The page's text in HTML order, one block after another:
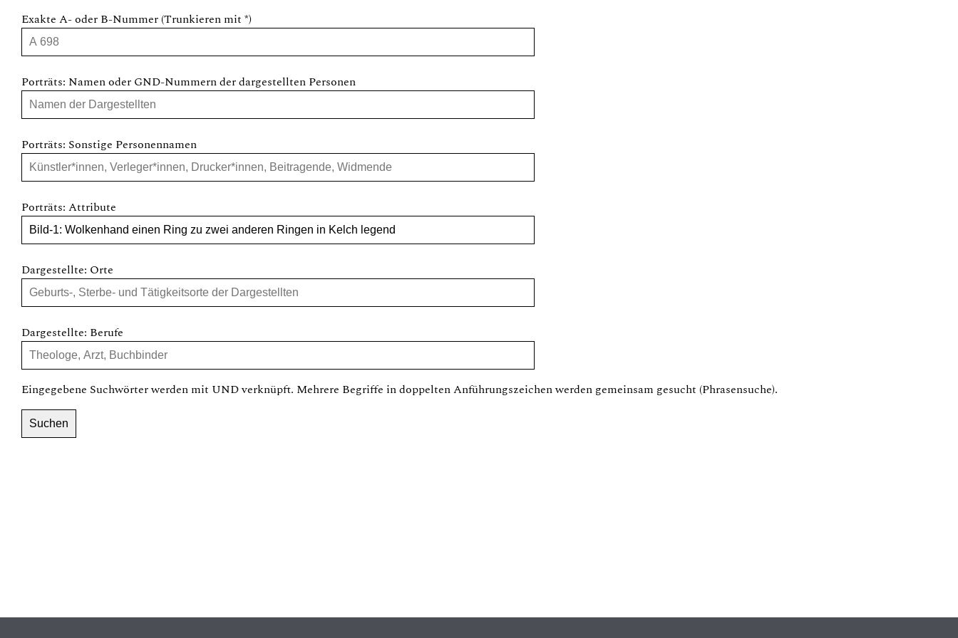
Exakte A- oder B-Nummer (Trunkieren mit *)
Porträts: Namen oder GND-Nummern der dargestellten Personen
Porträts: Sonstige Personennamen
Porträts: Attribute
Dargestellte: Orte
Dargestellte: Berufe
Eingegebene Suchwörter werden mit UND verknüpft. Mehrere Begriffe in doppelten Anführungszeichen werden gemeinsam gesucht (Phrasensuche).